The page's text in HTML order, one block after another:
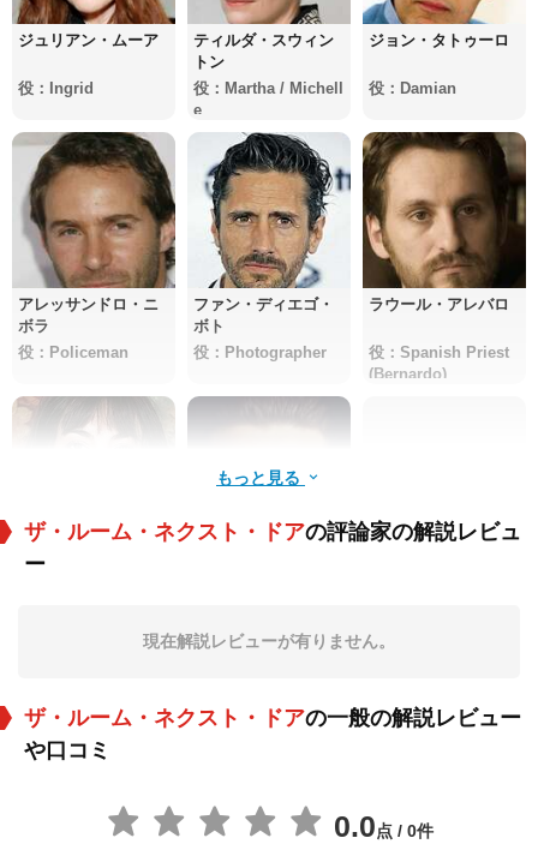
ジュリアン・ムーア
役：Ingrid
ティルダ・スウィン
トン
役：Martha / Michell
e
ジョン・タトゥーロ
役：Damian
アレッサンドロ・ニ
ボラ
役：Policeman
ファン・ディエゴ・
ボト
役：Photographer
ラウール・アレバロ
役：Spanish Priest
(Bernardo)
Victoria Luengo
メリーナ・マシュー
Sarah Demeestere
もっと見る
ザ・ルーム・ネクスト・ドアの評論家の解説レビュ
ー
現在解説レビューが有りません。
ザ・ルーム・ネクスト・ドアの一般の解説レビュー
や口コミ
0.0点 / 0件